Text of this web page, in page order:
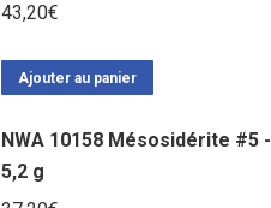
43,20€
Ajouter au panier
NWA 10158 Mésosidérite #5 -
5,2 g